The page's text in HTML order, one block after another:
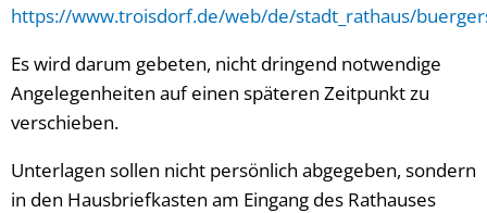
https://www.troisdorf.de/web/de/stadt_rathaus/
Es wird darum gebeten, nicht dringend notwendige
Angelegenheiten auf einen späteren Zeitpunkt zu
verschieben.
Unterlagen sollen nicht persönlich abgegeben, sondern
in den Hausbriefkasten am Eingang des Rathauses